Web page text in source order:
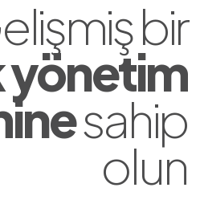
bir
yönetim
sahip
olun